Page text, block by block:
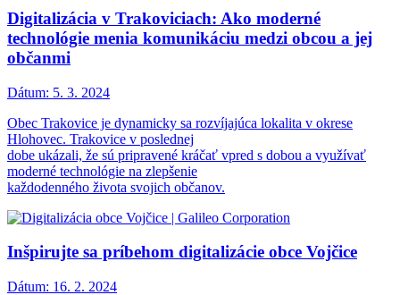
Digitalizácia v Trakoviciach: Ako moderné
technológie menia komunikáciu medzi obcou a jej
občanmi
Dátum: 5. 3. 2024
Obec Trakovice je dynamicky sa rozvíjajúca lokalita v okrese
Hlohovec. Trakovice v poslednej
dobe ukázali, že sú pripravené kráčať vpred s dobou a využívať
moderné technológie na zlepšenie
každodenného života svojich občanov.
Inšpirujte sa príbehom digitalizácie obce Vojčice
Dátum: 16. 2. 2024